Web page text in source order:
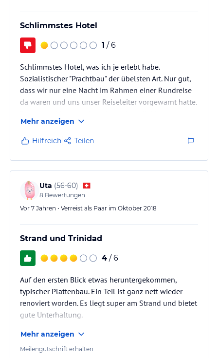
Kinderclub oder auf dem Kinderspielplatz vergnügen. Das
Animationsteam des Hotels sorgt für Unterhaltungsprogramme für
Hinweis:
verbindlichenAngebotsdetails des jeweiligen Veranstalters.
Schlimmstes Hotel
1 / 6
Schlimmstes Hotel, was ich je erlebt habe.
Sozialistischer "Prachtbau" der übelsten Art. Nur gut,
dass wir nur eine Nacht im Rahmen einer Rundreise
da waren und uns unser Reiseleiter vorgewarnt hatte.
ungepflegten Eindruck. Das einzige neue war der
Pool (und der sah auch gut aus). Nicht umsonst stand
in der Reisebeschreibung nur drin "ein Strandhotel an
der Playa Ancon", sonst wurde immer der Name des
Hotels genannt (würde wahrscheinlich sonst keiner
mehr die Rundreisen…
Mehr anzeigen
Hilfreich Teilen
Uta (56-60)
8 Bewertungen
Vor 7 Jahren • Verreist als Paar im Oktober 2018
Strand und Trinidad
4 / 6
Auf den ersten Blick etwas heruntergekommen,
typischer Plattenbau. Ein Teil ist ganz nett wieder
renoviert worden. Es liegt super am Strand und bietet
gute Unterhaltung.
Mehr anzeigen
Meilengutschrift erhalten